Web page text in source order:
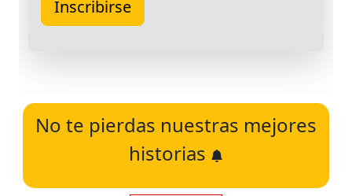
No te pierdas nuestras mejores
historias